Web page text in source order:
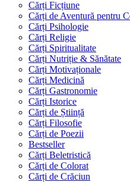
Cărți Ficțiune
Cărți de Aventură pentru
Cărți Psihologie
Cărți Religie
Cărți Spiritualitate
Cărți Nutriție & Sănătate
Cărți Motivaționale
Cărți Medicină
Cărți Gastronomie
Cărți Istorice
Cărți de Știință
Cărți Filosofie
Cărți de Poezii
Bestseller
Cărți Beletristică
Cărți de Colorat
Cărți de Crăciun